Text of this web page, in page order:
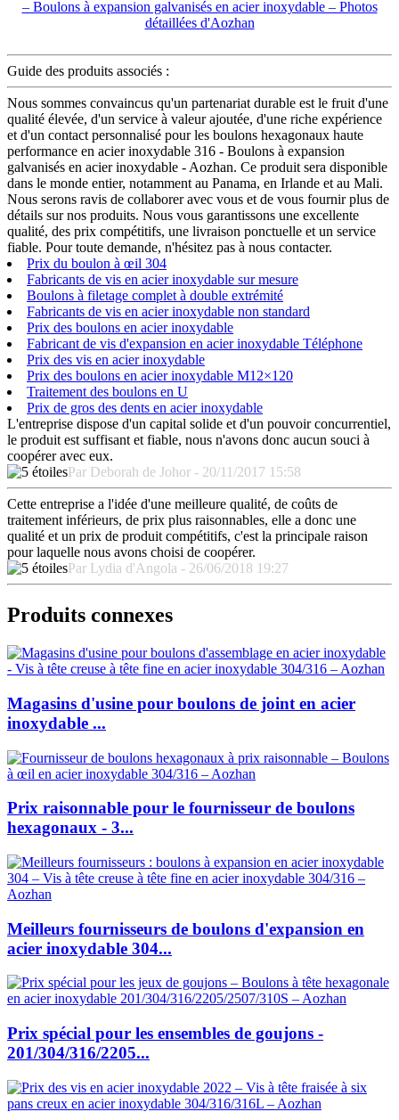
Guide des produits associés :
Nous sommes convaincus qu'un partenariat durable est le fruit d'une
qualité élevée, d'un service à valeur ajoutée, d'une riche expérience
et d'un contact personnalisé pour les boulons hexagonaux haute
performance en acier inoxydable 316 - Boulons à expansion
galvanisés en acier inoxydable - Aozhan. Ce produit sera disponible
dans le monde entier, notamment au Panama, en Irlande et au Mali.
Nous serons ravis de collaborer avec vous et de vous fournir plus de
détails sur nos produits. Nous vous garantissons une excellente
qualité, des prix compétitifs, une livraison ponctuelle et un service
fiable. Pour toute demande, n'hésitez pas à nous contacter.
Prix du boulon à œil 304
Fabricants de vis en acier inoxydable sur mesure
Boulons à filetage complet à double extrémité
Fabricants de vis en acier inoxydable non standard
Prix des boulons en acier inoxydable
Fabricant de vis d'expansion en acier inoxydable Téléphone
Prix des vis en acier inoxydable
Prix des boulons en acier inoxydable M12×120
Traitement des boulons en U
Prix de gros des dents en acier inoxydable
L'entreprise dispose d'un capital solide et d'un pouvoir concurrentiel,
le produit est suffisant et fiable, nous n'avons donc aucun souci à
coopérer avec eux.
Par Deborah de Johor - 20/11/2017 15:58
Cette entreprise a l'idée d'une meilleure qualité, de coûts de
traitement inférieurs, de prix plus raisonnables, elle a donc une
qualité et un prix de produit compétitifs, c'est la principale raison
pour laquelle nous avons choisi de coopérer.
Par Lydia d'Angola - 26/06/2018 19:27
Produits connexes
Magasins d'usine pour boulons de joint en acier
inoxydable ...
Prix raisonnable pour le fournisseur de boulons
hexagonaux - 3...
Meilleurs fournisseurs de boulons d'expansion en
acier inoxydable 304...
Prix spécial pour les ensembles de goujons -
201/304/316/2205...